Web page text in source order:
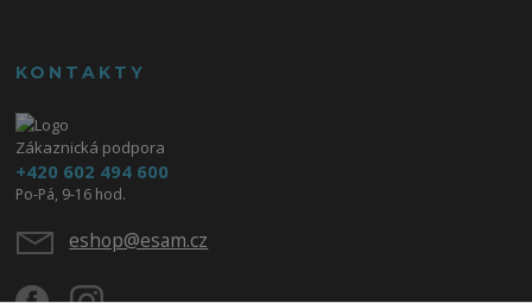
KONTAKTY
Zákaznická podpora
+420 602 494 600
Po-Pá, 9-16 hod.
eshop@esam.cz